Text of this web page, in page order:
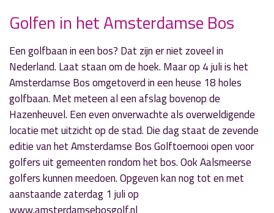
« Vorig nieuwsbericht
Dictee voor Dummy's in Kudelstaart
26 juni 2017
Historische dorpswandeling met oud-
burgemeester
26 juni 2017
Golfen in het Amsterdamse Bos
Een golfbaan in een bos? Dat zijn er niet zoveel in
Nederland. Laat staan om de hoek. Maar op 4 juli is het
Amsterdamse Bos omgetoverd in een heuse 18 holes
golfbaan. Met meteen al een afslag bovenop de
Hazenheuvel. Een even onverwachte als overweldigende
locatie met uitzicht op de stad. Die dag staat de zevende
editie van het Amsterdamse Bos Golftoernooi open voor
golfers uit gemeenten rondom het bos. Ook Aalsmeerse
golfers kunnen meedoen. Opgeven kan nog tot en met
aanstaande zaterdag 1 juli op